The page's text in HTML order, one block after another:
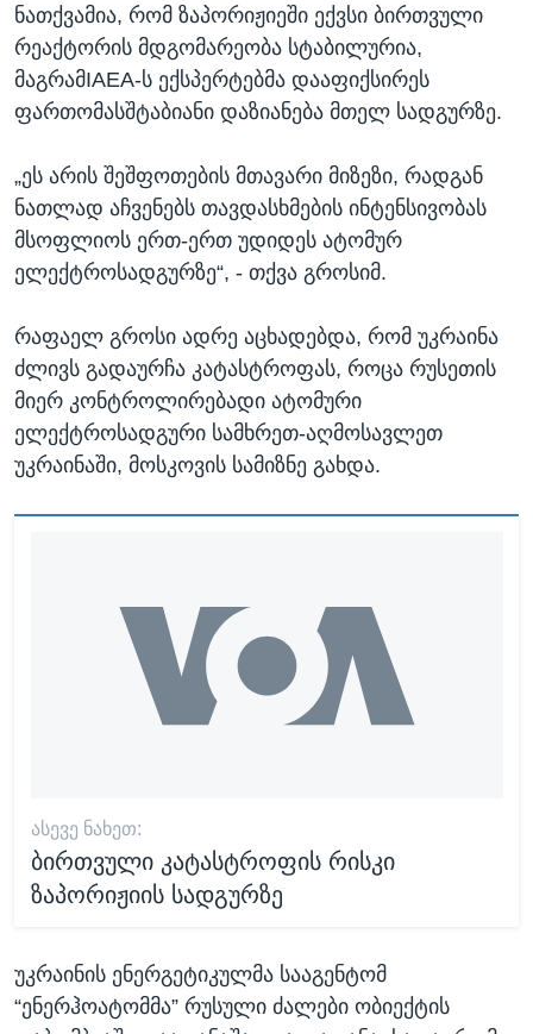
ნათქვამია, რომ ზაპორიჟიეში ექვსი ბირთვული
რეაქტორის მდგომარეობა სტაბილურია,
მაგრამIAEA-ს ექსპერტებმა დააფიქსირეს
ფართომასშტაბიანი დაზიანება მთელ სადგურზე.
„ეს არის შეშფოთების მთავარი მიზეზი, რადგან
ნათლად აჩვენებს თავდასხმების ინტენსივობას
მსოფლიოს ერთ-ერთ უდიდეს ატომურ
ელექტროსადგურზე“, - თქვა გროსიმ.
რაფაელ გროსი ადრე აცხადებდა, რომ უკრაინა
ძლივს გადაურჩა კატასტროფას, როცა რუსეთის
მიერ კონტროლირებადი ატომური
ელექტროსადგური სამხრეთ-აღმოსავლეთ
უკრაინაში, მოსკოვის სამიზნე გახდა.
ᲐᲡᲔᲕᲔ ᲜᲐᲮᲔᲗ:
ბირთვული კატასტროფის რისკი
ზაპორიჟიის სადგურზე
უკრაინის ენერგეტიკულმა სააგენტომ
“ენერჰოატომმა” რუსული ძალები ობიექტის